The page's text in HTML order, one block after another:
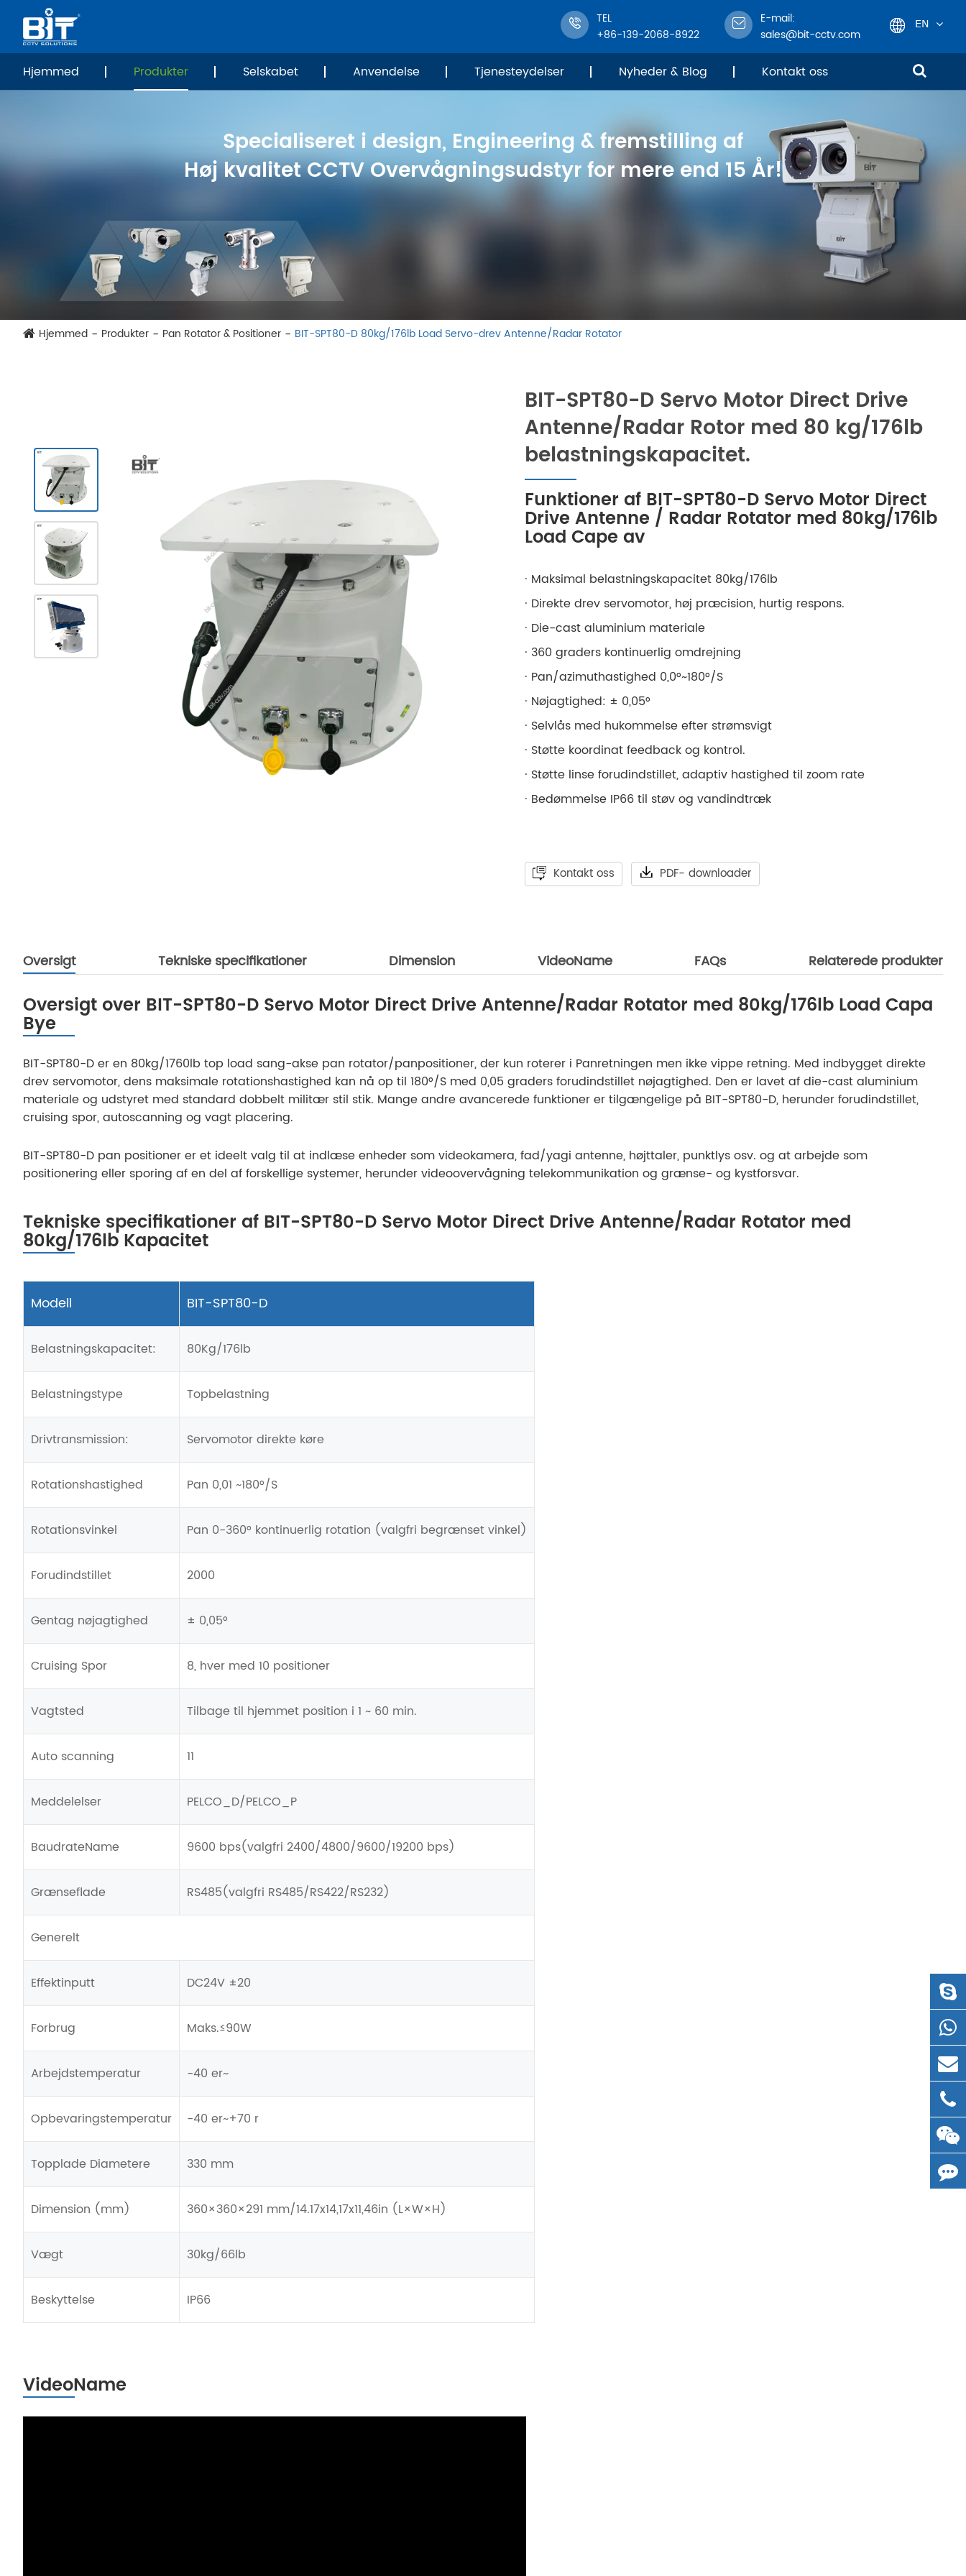
TEL
+86-139-2068-8922
E-mail:
sales@bit-cctv.com
EN
한국어
français
Deutsch
Español
العربية
tiếng việt
čeština
Hjemmed Produkter Selskabet Anvendelse Tjenesteydelser Nyheder & Blog Kontakt oss
Specialiseret i design, Engineering & fremstilling af
Høj kvalitet CCTV Overvågningsudstyr for mere end 15 År!
Hjemmed Produkter Pan Rotator & Positioner BIT-SPT80-D 80kg/176lb Load Servo-drev Antenne/Radar Rotator
BIT-SPT80-D Servo Motor Direct Drive
Antenne/Radar Rotor med 80 kg/176lb
belastningskapacitet.
Funktioner af BIT-SPT80-D Servo Motor Direct
Drive Antenne / Radar Rotator med 80kg/176lb
Load Cape av
· Maksimal belastningskapacitet 80kg/176lb
· Direkte drev servomotor, høj præcision, hurtig respons.
· Die-cast aluminium materiale
· 360 graders kontinuerlig omdrejning
· Pan/azimuthastighed 0,0°~180°/S
· Nøjagtighed: ± 0,05°
· Selvlås med hukommelse efter strømsvigt
· Støtte koordinat feedback og kontrol.
· Støtte linse forudindstillet, adaptiv hastighed til zoom rate
· Bedømmelse IP66 til støv og vandindtræk
Kontakt oss PDF- downloader
Oversigt Tekniske specifikationer Dimension VideoName FAQs Relaterede produkter
Oversigt over BIT-SPT80-D Servo Motor Direct Drive Antenne/Radar Rotator med 80kg/176lb Load Capa
Bye
BIT-SPT80-D er en 80kg/1760lb top load sang-akse pan rotator/panpositioner, der kun roterer i Panretningen men ikke vippe retning. Med indbygget direkte
drev servomotor, dens maksimale rotationshastighed kan nå op til 180°/S med 0,05 graders forudindstillet nøjagtighed. Den er lavet af die-cast aluminium
materiale og udstyret med standard dobbelt militær stil stik. Mange andre avancerede funktioner er tilgængelige på BIT-SPT80-D, herunder forudindstillet,
cruising spor, autoscanning og vagt placering.
BIT-SPT80-D pan positioner er et ideelt valg til at indlæse enheder som videokamera, fad/yagi antenne, højttaler, punktlys osv. og at arbejde som
positionering eller sporing af en del af forskellige systemer, herunder videoovervågning telekommunikation og grænse- og kystforsvar.
Tekniske specifikationer af BIT-SPT80-D Servo Motor Direct Drive Antenne/Radar Rotator med
80kg/176lb Kapacitet
Modell BIT-SPT80-D
Belastningskapacitet: 80Kg/176lb
Belastningstype Topbelastning
Drivtransmission: Servomotor direkte køre
Rotationshastighed Pan 0,01 ~180°/S
Rotationsvinkel Pan 0-360° kontinuerlig rotation (valgfri begrænset vinkel)
Forudindstillet 2000
Gentag nøjagtighed ± 0,05°
Cruising Spor 8, hver med 10 positioner
Vagtsted Tilbage til hjemmet position i 1 ~ 60 min.
Auto scanning 11
Meddelelser PELCO_D/PELCO_P
BaudrateName 9600 bps(valgfri 2400/4800/9600/19200 bps)
Grænseflade RS485(valgfri RS485/RS422/RS232)
Generelt
Effektinputt DC24V ±20
Forbrug Maks.≤90W
Arbejdstemperatur -40 er~
Opbevaringstemperatur -40 er~+70 r
Topplade Diametere 330 mm
Dimension (mm) 360×360×291 mm/14.17x14,17x11,46in (L×W×H)
Vægt 30kg/66lb
Beskyttelse IP66
VideoName